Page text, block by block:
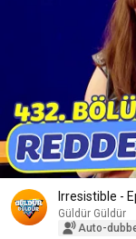
Irresistible -
Güldür Güldür
Auto-